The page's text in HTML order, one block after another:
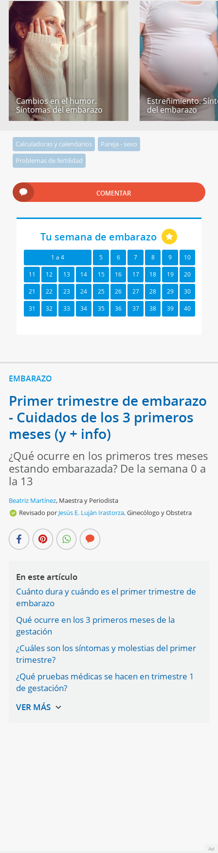
Cambios en el humor.
Síntomas del embarazo
Estreñimiento.
del embarazo
Calculadoras y calendarios
Pareja - sexo
Problemas de fertilidad
COMENTAR
Tu semana de embarazo
1 a 4 5 6 7 8 9 10
11 12 13 14 15 16 17 18 19 20
21 22 23 24 25 26 27 28 29 30
31 32 33 34 35 36 37 38 39 40
EMBARAZO
Primer trimestre de embarazo
- Cuidados de los 3 primeros
meses (y + info)
¿Qué ocurre en los primeros tres meses
estando embarazada? De la semana 0 a
la 13
Beatriz Martínez, Maestra y Periodista
Revisado por Jesús E. Luján Irastorza,Ginecólogo y Obstetra
En este artículo
Cuánto dura y cuándo es el primer trimestre de
embarazo
Qué ocurre en los 3 primeros meses de la
gestación
¿Cuáles son los síntomas y molestias del primer
trimestre?
¿Qué pruebas médicas se hacen en trimestre 1
de gestación?
Ad